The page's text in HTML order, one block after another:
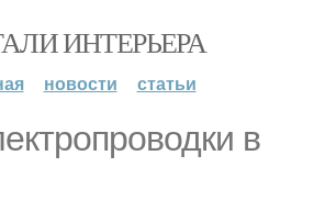
ИНТЕРЬЕРА
новости статьи
в